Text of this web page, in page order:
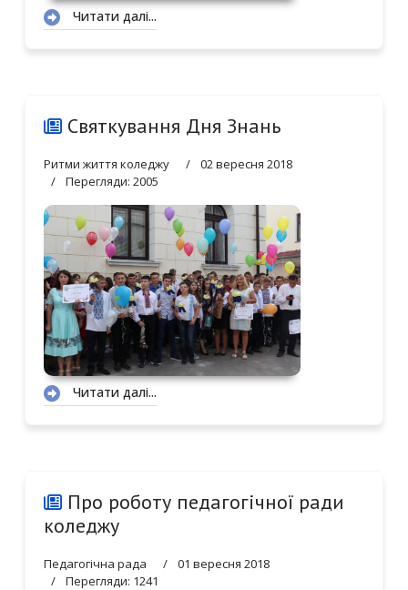
Читати далі...
Святкування Дня Знань
Ритми життя коледжу
02 вересня 2018
Перегляди: 2005
Читати далі...
Про роботу педагогічної ради
коледжу
Педагогічна рада
01 вересня 2018
Перегляди: 1241